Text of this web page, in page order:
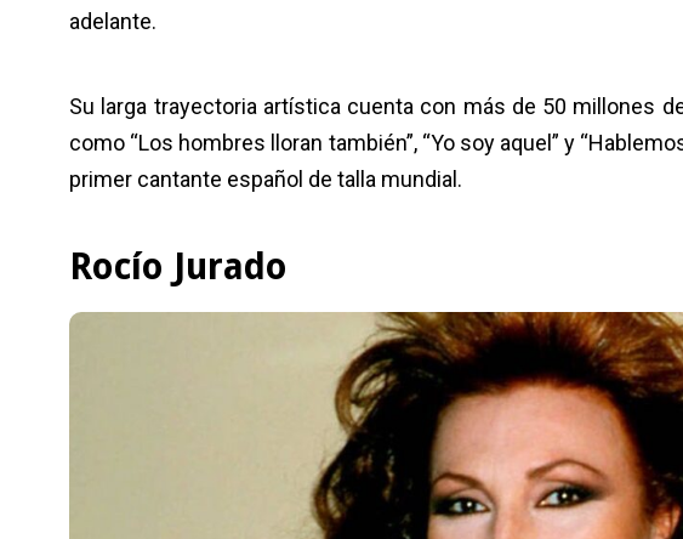
adelante.
Su larga trayectoria artística cuenta con más de 50 millones
como “Los hombres lloran también”, “Yo soy aquel” y
primer cantante español de talla mundial.
Rocío Jurado